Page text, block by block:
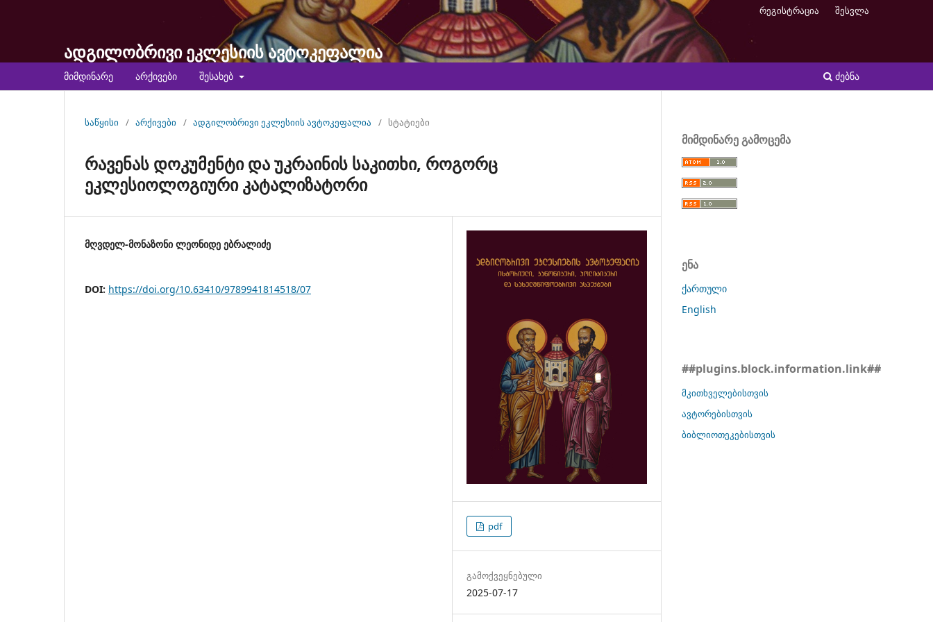
ადგილობრივი ეკლესიის ავტოკეფალია
მიმდინარე არქივები შესახებ ძებნა
რეგისტრაცია შესვლა
საწყისი / არქივები / ადგილობრივი ეკლესიის ავტოკეფალია / სტატიები
რავენას დოკუმენტი და უკრაინის საკითხი, როგორც
ეკლესიოლოგიური კატალიზატორი
მღვდელ-მონაზონი ლეონიდე ებრალიძე
DOI: https://doi.org/10.63410/9789941814518/07
pdf
გამოქვეყნებული
2025-07-17
მიმდინარე გამოცემა
ენა
ქართული
English
##plugins.block.information.link##
მკითხველებისთვის
ავტორებისთვის
ბიბლიოთეკებისთვის